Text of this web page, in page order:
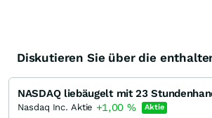
Diskutieren Sie über die
NASDAQ liebäugelt mit 23
Nasdaq Inc. Aktie +1,00 % Aktie